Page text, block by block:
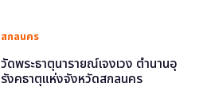
สกลนคร
วัดพระธาตุนารายณ์เจงเวง ตำนานอุ
รังคธาตุแห่งจังหวัดสกลนคร